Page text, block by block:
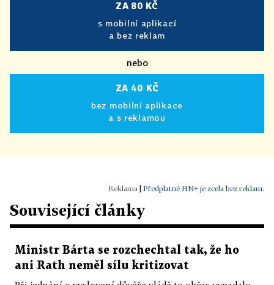
ZA 80 KČ
s mobilní aplikací
a bez reklam
nebo
ZA 40 KČ
bez mobilní aplikace
a s reklamou
Předplatné HN+ je zcela bez reklam.
Související články
Ministr Bárta se rozchechtal tak, že ho
ani Rath neměl sílu kritizovat